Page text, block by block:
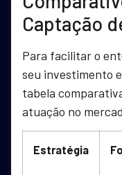
Captação
Para facilitar o
seu investimento
tabela
atuação no
Estratégia